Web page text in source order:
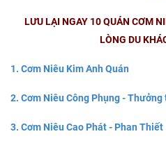
LƯU LẠI NGAY 10 QUÁN CƠM
LÒNG DU
1. Cơm Niêu Kim Anh Quán
2. Cơm Niêu Công Phụng -
3. Cơm Niêu Cao Phát - Phan Thiết